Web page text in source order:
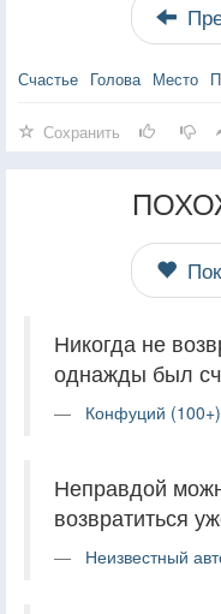
Счастье Голова Место
Сохранить
Никогда не
однажды был
Конфуций (100+)
Неправдой
возвратиться
Неизвестный